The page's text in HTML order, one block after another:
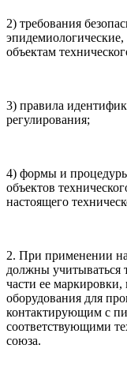
2) требования
объектам
3) правила
регулирования;
4) формы и
объектов
настоящего
2. При применении
должны учитываться
части ее
оборудования для
контактирующим с
соответствующими
союза.